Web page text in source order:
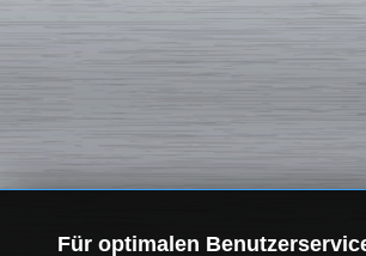
Für optimalen